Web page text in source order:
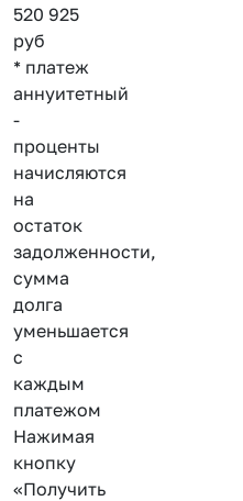
520 925
руб
* платеж
аннуитетный
-
проценты
начисляются
на
остаток
задолженности,
сумма
долга
уменьшается
с
каждым
платежом
Нажимая
кнопку
«Получить